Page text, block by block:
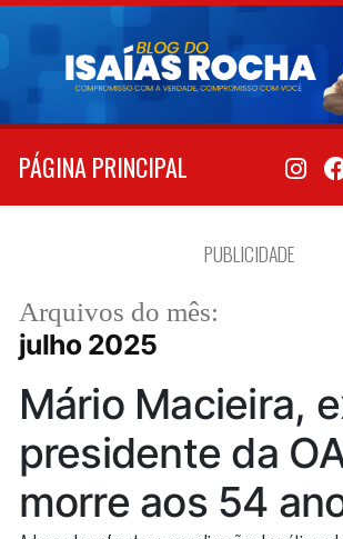
Pular
conteúdo
PÁGINA PRINCIPAL
PUBLICIDADE
Arquivos do mês:
julho 2025
Mário Macieira,
presidente da
morre aos 54